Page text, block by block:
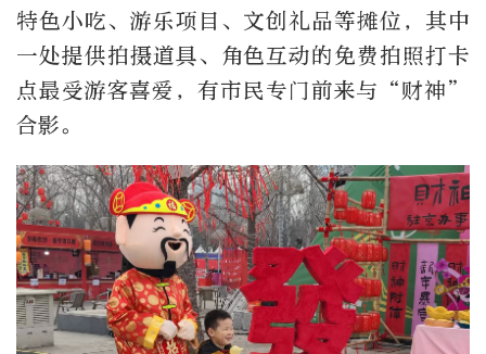
特色小吃、游乐项目、文创礼品等摊位，其中
一处提供拍摄道具、角色互动的免费拍照打卡
点最受游客喜爱，有市民专门前来与“财神”
合影。